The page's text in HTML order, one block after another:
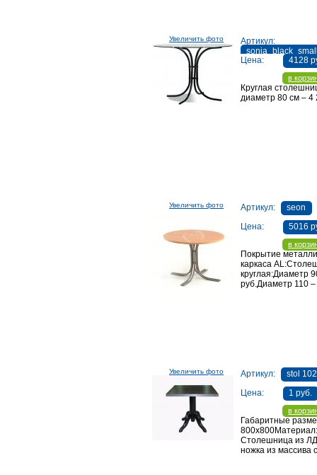
Увеличить фото
Артикул:
Цена:
4128
в
Круглая
диаметр 80 см – 4
Увеличить фото Артикул:
seon
Цена:
5016
в
Покрытие
каркаса
круглая:Диаметр
руб.Диаметр 110
Увеличить фото Артикул:
stol
Цена:
1 руб.
в
Габаритные
800х800Материал:
Столешница из
ножка из массива